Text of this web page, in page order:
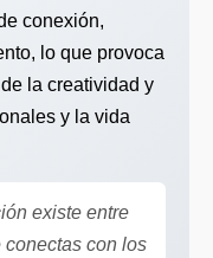
conexión,
lo que provoca
de la creatividad y
y la vida
existe entre
conectas con los